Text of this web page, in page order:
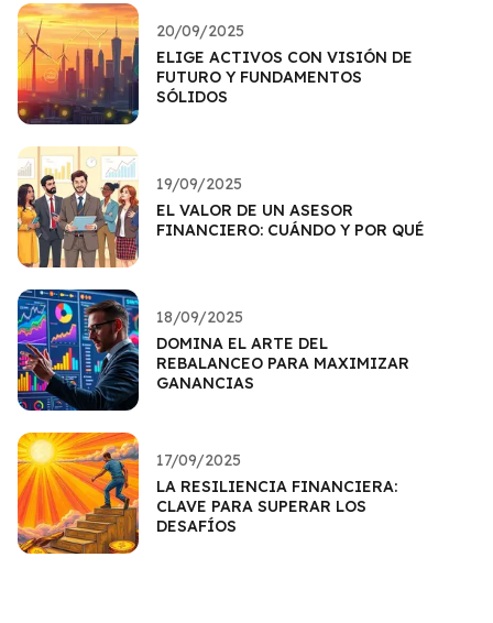
20/09/2025
ELIGE ACTIVOS CON VISIÓN DE
FUTURO Y FUNDAMENTOS
SÓLIDOS
19/09/2025
EL VALOR DE UN ASESOR
FINANCIERO: CUÁNDO Y POR QUÉ
18/09/2025
DOMINA EL ARTE DEL
REBALANCEO PARA MAXIMIZAR
GANANCIAS
17/09/2025
LA RESILIENCIA FINANCIERA:
CLAVE PARA SUPERAR LOS
DESAFÍOS